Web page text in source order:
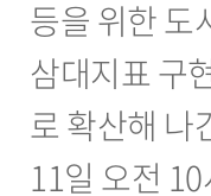
등을 위한 도
삼대지표 구
로 확산해 나
11일 오전